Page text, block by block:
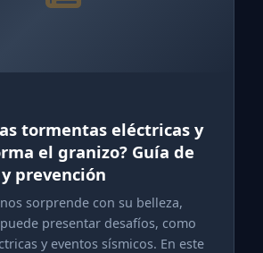
tormentas eléctricas y
el granizo? Guía de
prevención
sorprende con su belleza,
presentar desafíos, como
y eventos sísmicos. En este